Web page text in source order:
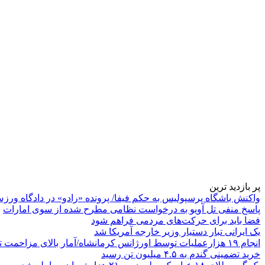
پر بازدید ترین
واکنش باشگاه پرسپولیس به حکم فیفا/ پرونده «رادو» در دادگاه
پاسخ منفی تل آویو به درخواست نظامی مطرح شده از سوی امارات
فضا باید برای حرکت‌های مردمی فراهم شود
یک ایرانی تبار دستیار وزیر خارجه آمریکا شد
انجام ۱۹ هزارعملیات توسط اورژانس کرمانشاه/آمار بالای مزاحمت تلفنی
خرید تضمینی گندم به ۴.۵ میلیون تن رسید